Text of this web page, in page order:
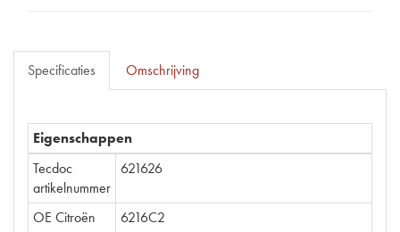
Specificaties Omschrijving
Eigenschappen
Tecdoc
artikelnummer
621626
OE Citroën
6216C2